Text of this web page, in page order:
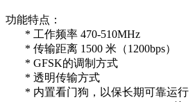
功能特点：
* 工作频率 470-510MHz
* 传输距离 1500 米（1200bps）
* GFSK的调制方式
* 透明传输方式
* 内置看门狗，以保长期可靠运行